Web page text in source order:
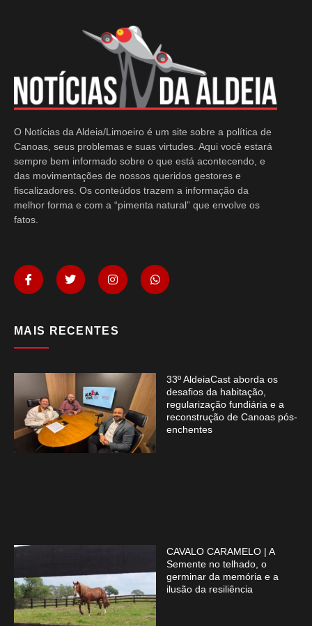
O Notícias da Aldeia/Limoeiro é um site sobre a política de
Canoas, seus problemas e suas virtudes. Aqui você estará
sempre bem informado sobre o que está acontecendo, e
das movimentações de nossos queridos gestores e
fiscalizadores. Os conteúdos trazem a informação da
melhor forma e com a “pimenta natural” que envolve os
fatos.
MAIS RECENTES
33º AldeiaCast aborda os
desafios da habitação,
regularização fundiária e a
reconstrução de Canoas pós-
enchentes
CAVALO CARAMELO | A
Semente no telhado, o
germinar da memória e a
ilusão da resiliência